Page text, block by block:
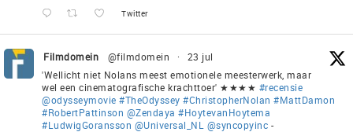
Twitter
Filmdomein @filmdomein ·
23 jul
'Wellicht niet Nolans meest emotionele meesterwerk, maar
wel een cinematografische krachttoer' ★★★★ #recensie
@odysseymovie #TheOdyssey #ChristopherNolan #MattDamon
#RobertPattinson @Zendaya #HoytevanHoytema
#LudwigGoransson @Universal_NL @syncopyinc -